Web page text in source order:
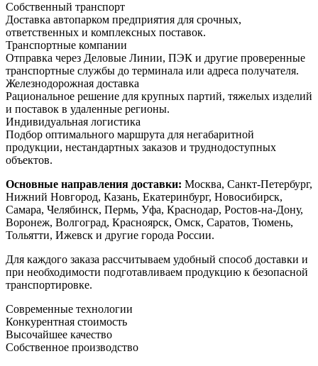
Собственный транспорт
Доставка автопарком предприятия для срочных,
ответственных и комплексных поставок.
Транспортные компании
Отправка через Деловые Линии, ПЭК и другие проверенные
транспортные службы до терминала или адреса получателя.
Железнодорожная доставка
Рациональное решение для крупных партий, тяжелых изделий
и поставок в удаленные регионы.
Индивидуальная логистика
Подбор оптимального маршрута для негабаритной
продукции, нестандартных заказов и труднодоступных
объектов.
Основные направления доставки: Москва, Санкт-Петербург,
Нижний Новгород, Казань, Екатеринбург, Новосибирск,
Самара, Челябинск, Пермь, Уфа, Краснодар, Ростов-на-Дону,
Воронеж, Волгоград, Красноярск, Омск, Саратов, Тюмень,
Тольятти, Ижевск и другие города России.
Для каждого заказа рассчитываем удобный способ доставки и
при необходимости подготавливаем продукцию к безопасной
транспортировке.
Современные технологии
Конкурентная стоимость
Высочайшее качество
Собственное производство